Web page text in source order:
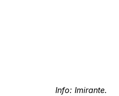
Info: Imirante.